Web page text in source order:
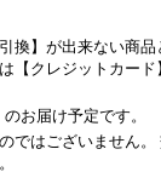
換】が出来ない商品
【クレジットカー
お届け予定です。
ではございません